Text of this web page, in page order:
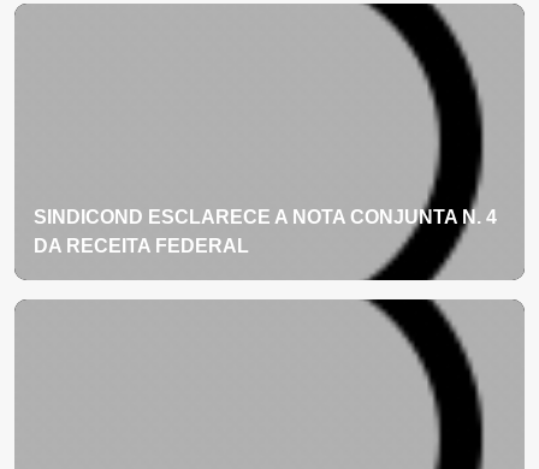
SINDICOND ESCLARECE A NOTA CONJUNTA N. 4
DA RECEITA FEDERAL